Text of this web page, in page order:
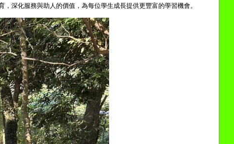
深化服務與助人的價值，為每位學生成長提供更豐富的學習機會。